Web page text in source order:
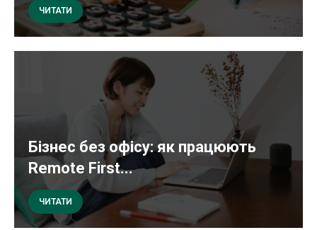
ЧИТАТИ
Бізнес без офісу: як працюють
Remote First...
ЧИТАТИ